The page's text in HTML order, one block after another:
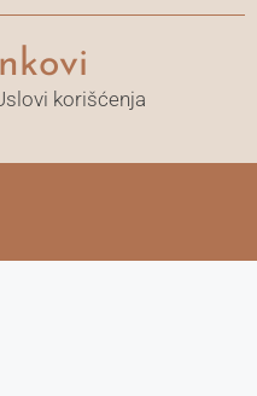
korišćenja